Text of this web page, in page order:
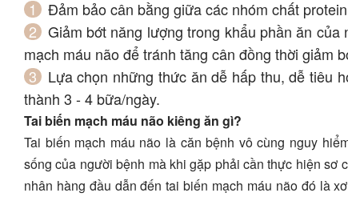
Đảm bảo cân bằng giữa các nhóm chất
Giảm bớt năng lượng trong khẩu phần ăn
mạch máu não để tránh tăng cân đồng thời giảm
Lựa chọn những thức ăn dễ hấp thu, dễ tiêu
thành 3 - 4 bữa/ngày.
Tai biến mạch máu não kiêng ăn gì?
Tai biến mạch máu não là căn bệnh vô cùng nguy
sống của người bệnh mà khi gặp phải cần thực hiện sơ
nhân hàng đầu dẫn đến tai biến mạch máu não đó là